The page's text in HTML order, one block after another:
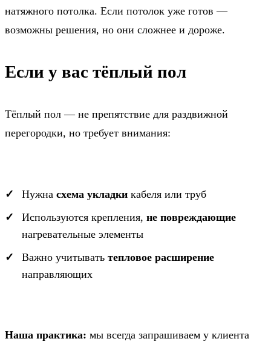
натяжного потолка. Если потолок уже готов —
возможны решения, но они сложнее и дороже.
Если у вас тёплый пол
Тёплый пол — не препятствие для раздвижной
перегородки, но требует внимания:
Нужна схема укладки кабеля или труб
Используются крепления, не повреждающие
нагревательные элементы
Важно учитывать тепловое расширение
направляющих
Наша практика: мы всегда запрашиваем у клиента